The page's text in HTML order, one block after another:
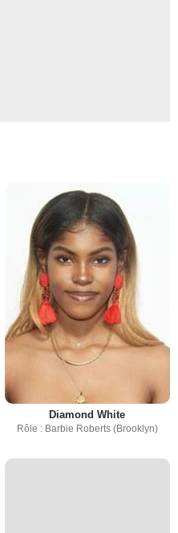
Diamond White
Rôle : Barbie Roberts (Brooklyn)